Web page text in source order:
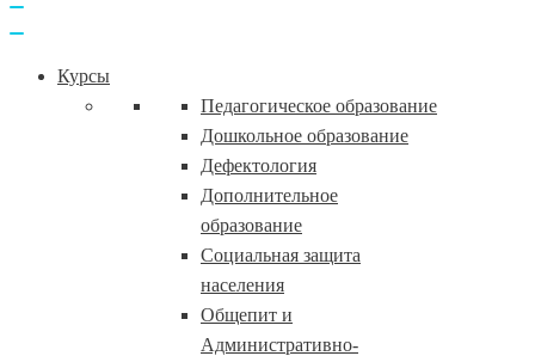
Скрыть
Курсы
Педагогическое образование
Дошкольное образование
Дефектология
Дополнительное
образование
Социальная защита
населения
Общепит и
Административно-